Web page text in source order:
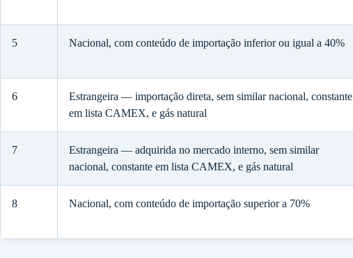
5 Nacional, com conteúdo de importação inferior ou igual a 40%
6
Estrangeira — importação direta, sem similar nacional, constante
em lista CAMEX, e gás natural
7
Estrangeira — adquirida no mercado interno, sem similar
nacional, constante em lista CAMEX, e gás natural
8 Nacional, com conteúdo de importação superior a 70%